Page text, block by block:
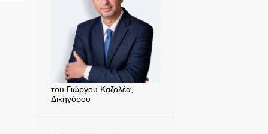
του Γιώργου Καζολέα,
Δικηγόρου